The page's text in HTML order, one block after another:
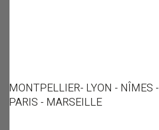
MONTPELLIER- LYON - NÎMES -
PARIS - MARSEILLE